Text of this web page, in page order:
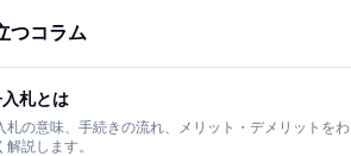
つコラム
札とは
札の意味、手続きの流れ、メリット・デメリットをわ
説します。